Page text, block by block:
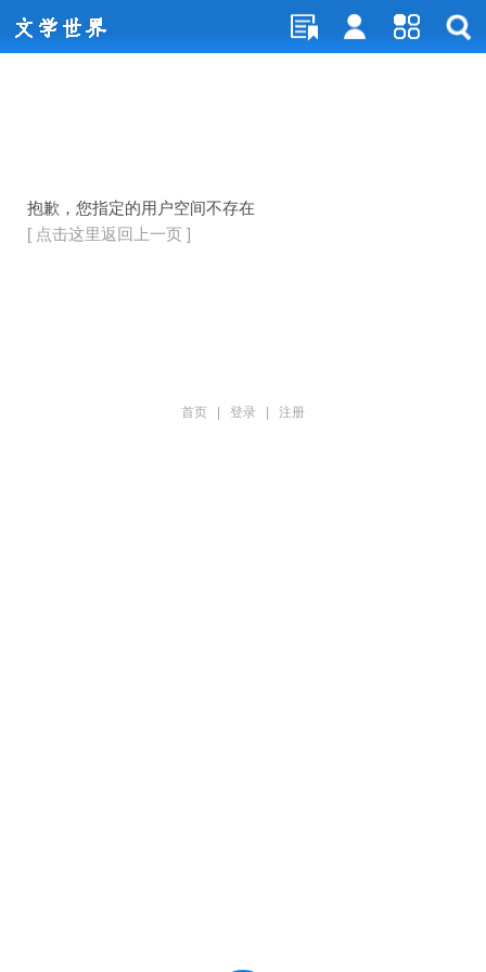
抱歉，您指定的用户空间不存在
[ 点击这里返回上一页 ]
首页 登录 注册